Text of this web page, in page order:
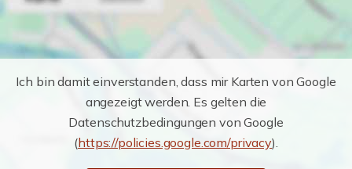
Ich bin damit einverstanden, dass mir Karten von Google
angezeigt werden. Es gelten die
Datenschutzbedingungen von Google
(https://policies.google.com/privacy).